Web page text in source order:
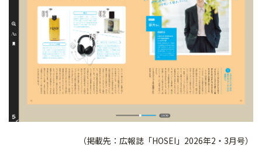
（掲載先：広報誌「HOSEI」2026年2・3月号）